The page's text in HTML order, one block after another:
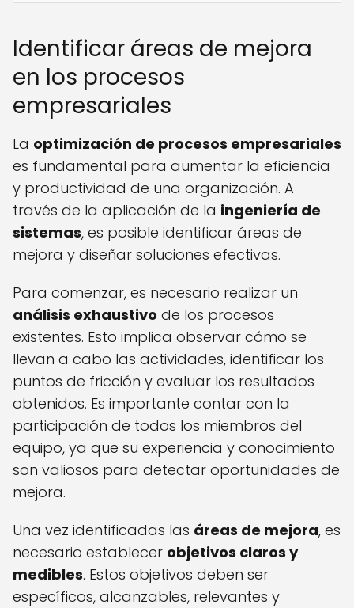
Identificar áreas de mejora
en los procesos
empresariales
La optimización de procesos empresariales
es fundamental para aumentar la eficiencia
y productividad de una organización. A
través de la aplicación de la ingeniería de
sistemas, es posible identificar áreas de
mejora y diseñar soluciones efectivas.
Para comenzar, es necesario realizar un
análisis exhaustivo de los procesos
existentes. Esto implica observar cómo se
llevan a cabo las actividades, identificar los
puntos de fricción y evaluar los resultados
obtenidos. Es importante contar con la
participación de todos los miembros del
equipo, ya que su experiencia y conocimiento
son valiosos para detectar oportunidades de
mejora.
Una vez identificadas las áreas de mejora, es
necesario establecer objetivos claros y
medibles. Estos objetivos deben ser
específicos, alcanzables, relevantes y